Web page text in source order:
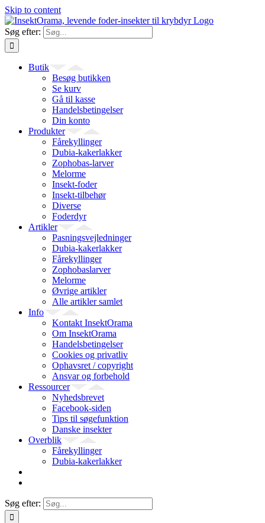
Skip to content
Søg efter:
Butik
Besøg butikken
Se kurv
Gå til kasse
Handelsbetingelser
Din konto
Produkter
Fårekyllinger
Dubia-kakerlakker
Zophobas-larver
Melorme
Insekt-foder
Insekt-tilbehør
Diverse
Foderdyr
Artikler
Pasningsvejledninger
Dubia-kakerlakker
Fårekyllinger
Zophobaslarver
Melorme
Øvrige artikler
Alle artikler samlet
Info
Kontakt InsektOrama
Om InsektOrama
Handelsbetingelser
Cookies og privatliv
Ophavsret / copyright
Ansvar og forbehold
Ressourcer
Nyhedsbrevet
Facebook-siden
Tips til søgefunktion
Danske insekter
Overblik
Fårekyllinger
Dubia-kakerlakker
Søg efter: